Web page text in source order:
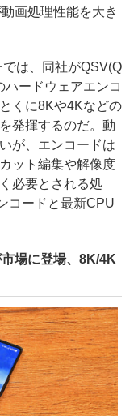
画処理性能を大き
は、同社がQSV(Q
ードウェアエンコ
くに8Kや4Kなどの
発揮するのだ。動
が、エンコードは
ット編集や解像度
必要とされる処
コードと最新CPU
場に登場、8K/4K